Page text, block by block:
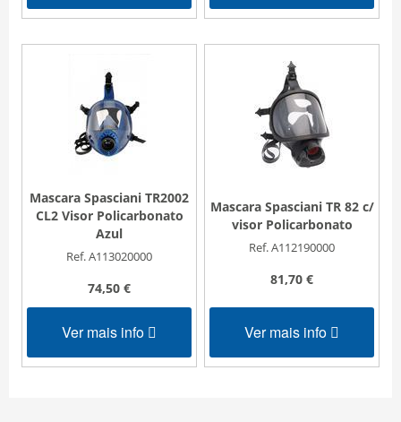
Mascara Spasciani TR2002
CL2 Visor Policarbonato
Azul
Ref. A113020000
74,50 €
Ver mais info
Mascara Spasciani TR 82 c/
visor Policarbonato
Ref. A112190000
81,70 €
Ver mais info